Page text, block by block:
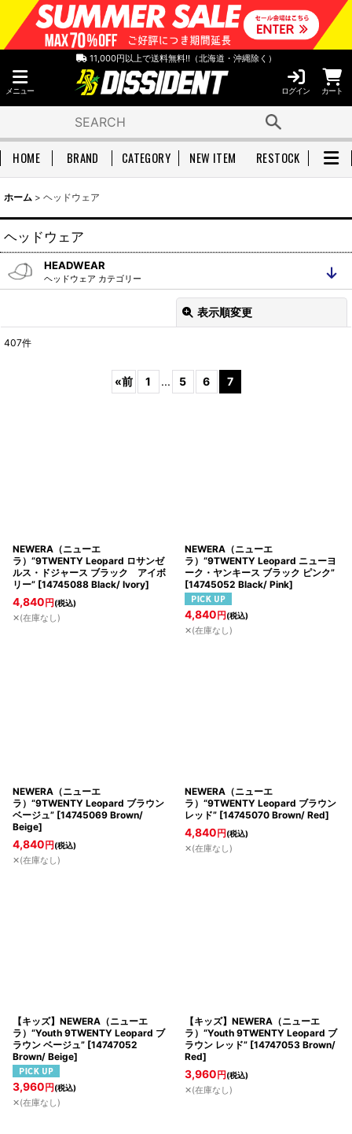
11,000円以上で送料無料!!（北海道・沖縄除く）
メニュー ログイン カート
HOME BRAND CATEGORY NEW ITEM RESTOCK
ホーム > ヘッドウェア
ヘッドウェア
HEADWEAR
ヘッドウェア カテゴリー
ベースボールキャップ
ボア/ファー キャップ その他ヘッドウェア
表示順変更
407件
«前 1 ... 5 6 7
NEWERA（ニューエ
ラ）“9TWENTY Leopard ロサンゼ
ルス・ドジャース ブラック アイボ
リー” [14745088 Black/ Ivory]
4,840円(税込)
✕(在庫なし)
NEWERA（ニューエ
ラ）“9TWENTY Leopard ニューヨ
ーク・ヤンキース ブラック ピンク”
[14745052 Black/ Pink]
4,840円(税込)
✕(在庫なし)
NEWERA（ニューエ
ラ）“9TWENTY Leopard ブラウン
ベージュ” [14745069 Brown/
Beige]
4,840円(税込)
✕(在庫なし)
NEWERA（ニューエ
ラ）“9TWENTY Leopard ブラウン
レッド” [14745070 Brown/ Red]
4,840円(税込)
✕(在庫なし)
【キッズ】NEWERA（ニューエ
ラ）“Youth 9TWENTY Leopard ブ
ラウン ベージュ” [14747052
Brown/ Beige]
3,960円(税込)
✕(在庫なし)
【キッズ】NEWERA（ニューエ
ラ）“Youth 9TWENTY Leopard ブ
ラウン レッド” [14747053 Brown/
Red]
3,960円(税込)
✕(在庫なし)